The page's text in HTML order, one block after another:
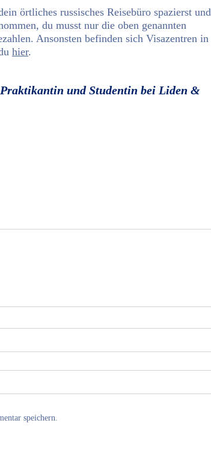
örtliches russisches Reisebüro spazierst und
du musst nur die oben genannten
Ansonsten befinden sich Visazentren in
hier.
und Studentin bei Liden &
speichern.